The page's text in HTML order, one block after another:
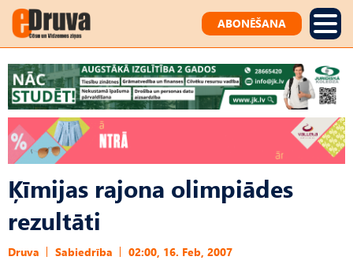
ABONĒŠANA
Ķīmijas rajona olimpiādes
rezultāti
Druva Sabiedrība 02:00, 16. Feb, 2007